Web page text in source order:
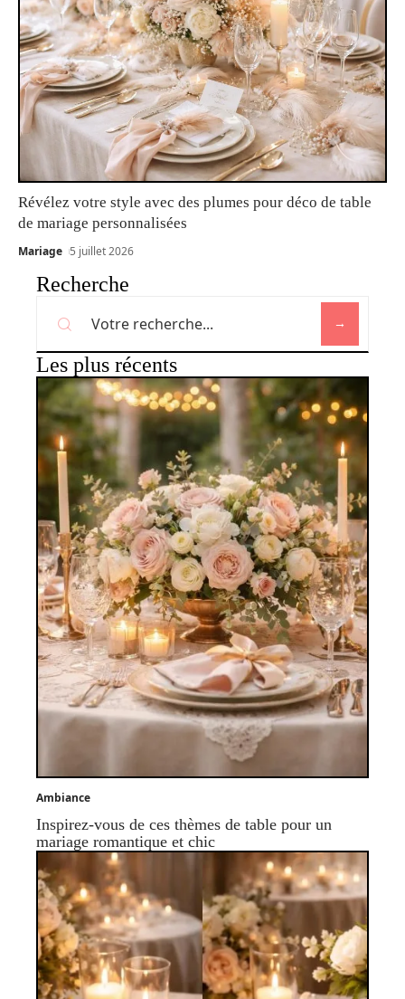
Révélez votre style avec des plumes pour déco de table
de mariage personnalisées
Mariage 5 juillet 2026
Recherche
Les plus récents
Ambiance
Inspirez-vous de ces thèmes de table pour un
mariage romantique et chic